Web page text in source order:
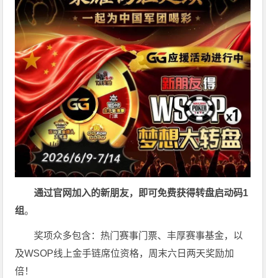
通过官网加入的新朋友，即可免费获得转盘启动码1
组。
奖项众多包含：热门赛事门票、丰厚赛事基金，以
及WSOP线上金手链席位资格， 周末六日两天奖励加
倍！